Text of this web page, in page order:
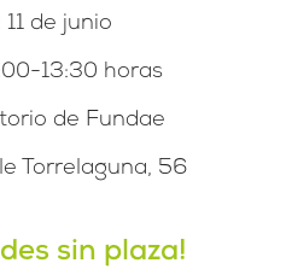
11 de junio
13:30 horas
de Fundae
Torrelaguna, 56
sin plaza!